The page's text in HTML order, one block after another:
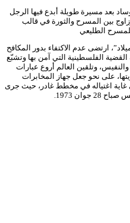
بعد مسيرة طويلة أبدع فيها الرجل
بين المسرح والثورة في قالب
للمسرح الطليعي
ارتضى عدم الاكتفاء بدور المكافح
الفلسطينية التي آمن بها وتشبّع
وتلقين العالم أروع عبارات
على نحو جعل جهاز المخابرات
غاية اغتياله في مخطط غادر، حيث جرى
1973.